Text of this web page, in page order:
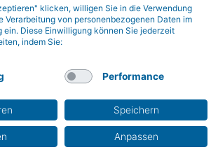
PTBS: Ein Fallbericht.
28, 93-99. doi:org/10.1159/000481802
Aichhorn, W., Hütt, M.T., & Schiepek, G.
state-trait dynamics. Cognitive
441-459. doi.org/10.1007/s11571-018-
H., Höller, Y., Kalss, G., Zimmermann,
E., Trinka, E., & Schiepek, G. (2018).
assessment of psychological states
klicken, willigen Sie in die Verwendung
Verarbeitung von personenbezogenen Daten im
ein. Diese Einwilligung können Sie jederzeit
indem Sie:
Performance
Speichern
Anpassen